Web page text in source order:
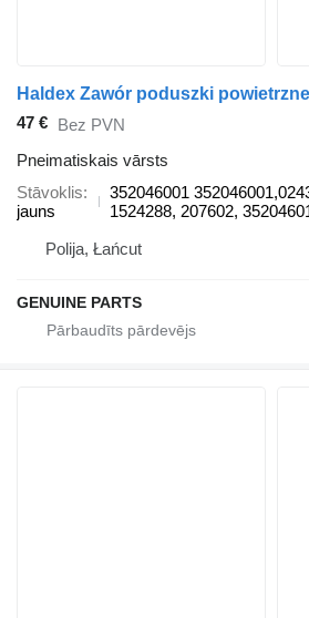
47 € Bez PVN
Pneimatiskais vārsts
Stāvoklis
jauns
352046001
1524288, 207602,
Polija, Łańcut
GENUINE PARTS